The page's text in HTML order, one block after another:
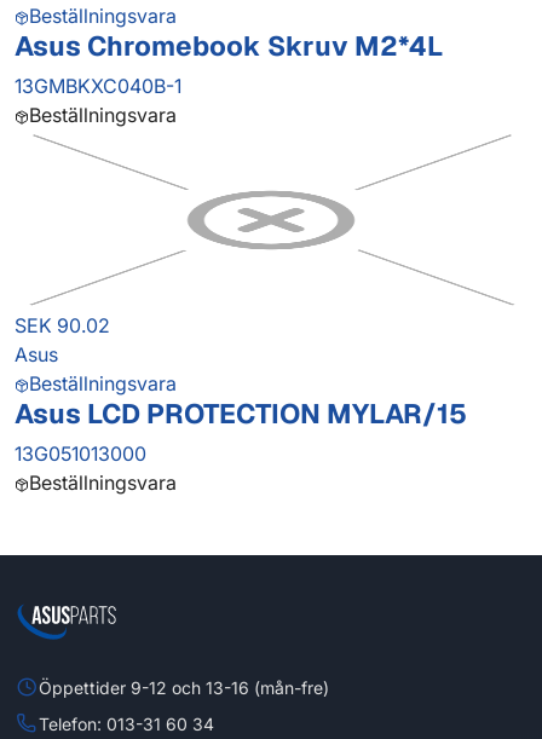
Beställningsvara
Asus Chromebook Skruv M2*4L
13GMBKXC040B-1
Beställningsvara
SEK 90.02
Asus
Beställningsvara
Asus LCD PROTECTION MYLAR/15
13G051013000
Beställningsvara
Öppettider 9-12 och 13-16 (mån-fre)
Telefon: 013-31 60 34